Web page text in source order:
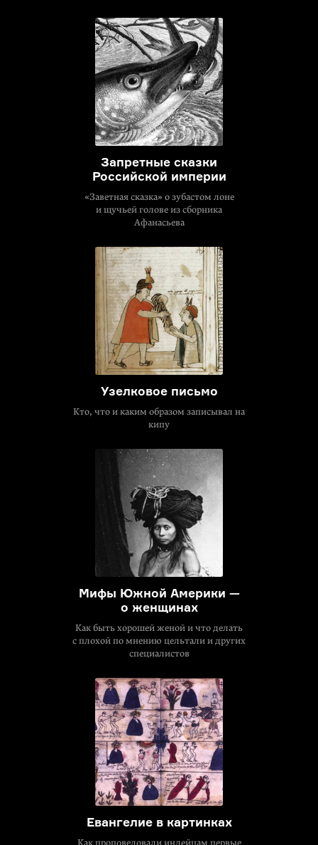
Запретные сказки
Российской империи
«Заветная сказка» о зубастом лоне
и щучьей голове из сборника
Афанасьева
Узелковое письмо
Кто, что и каким образом записывал на
кипу
Мифы Южной Америки —
о женщинах
Как быть хорошей женой и что делать
с плохой по мнению цельтали и других
специалистов
Евангелие в картинках